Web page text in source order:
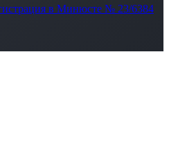
в Минюсте № 23/6384